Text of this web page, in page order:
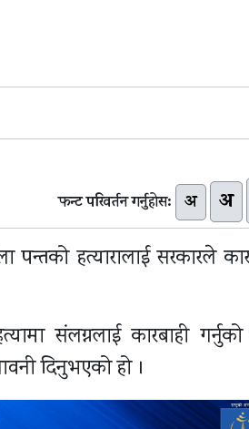
फन्ट परिवर्तन गर्नुहोस: अ अ
पन्तको हत्यारालाई सरकारले
संलग्नलाई कारबाही गर्नुको
दिनुभएको हो ।